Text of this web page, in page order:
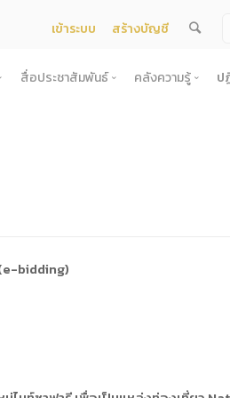
เข้าระบบ สร้างบัญชี
ลิกการจัดหา
สื่อประชาสัมพันธ์
ภาพถ่าย
คลังความรู้ ป
bidding)